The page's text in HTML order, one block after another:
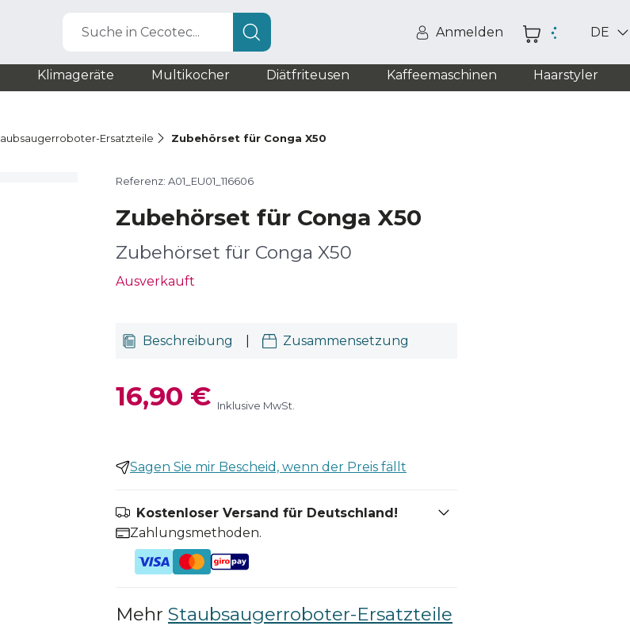
Suche in Cecotec... Anmelden DE
Klimageräte Multikocher Diätfriteusen Kaffeemaschinen Haarstyler
Ersatzteile Zubehörset für Conga X50
Referenz: A01_EU01_116606
Zubehörset für Conga X50
Zubehörset für Conga X50
Ausverkauft
Beschreibung Zusammensetzung
16,90 € Inklusive MwSt.
Sagen Sie mir Bescheid, wenn der Preis fällt
Kostenloser Versand für Deutschland!
Zahlungsmethoden.
Mehr Staubsaugerroboter-Ersatzteile